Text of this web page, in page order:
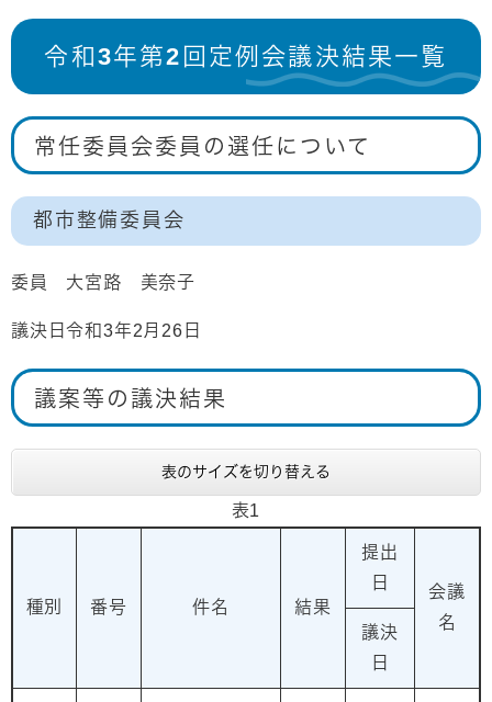
令和3年第2回定例会議決結果一覧
常任委員会委員の選任について
都市整備委員会
委員 大宮路 美奈子
議決日令和3年2月26日
議案等の議決結果
表のサイズを切り替える
表1
種別 番号 件名 結果
提出
日
会議
名
議決
日